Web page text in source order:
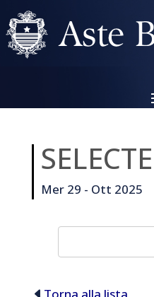
Mer 29 - Ott 2025